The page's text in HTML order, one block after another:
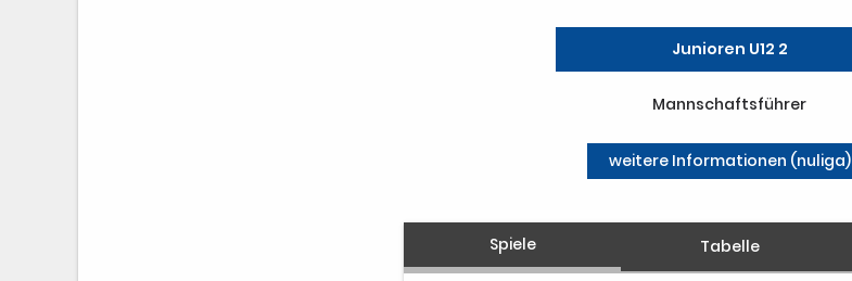
Junioren U12 2
Mannschaftsführer
weitere Informationen (nuliga)
Spiele Tabelle